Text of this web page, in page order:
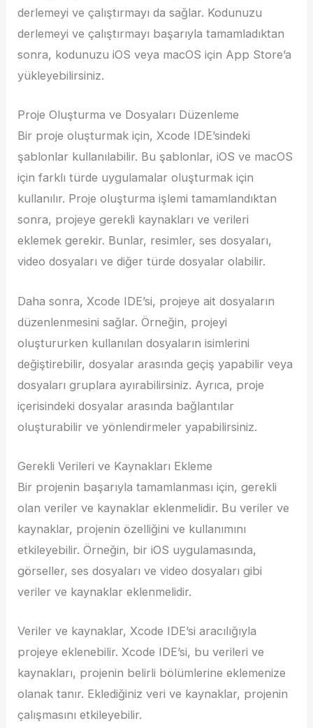
derlemeyi ve çalıştırmayı da sağlar. Kodunuzu
derlemeyi ve çalıştırmayı başarıyla tamamladıktan
sonra, kodunuzu iOS veya macOS için App Store’a
yükleyebilirsiniz.
Proje Oluşturma ve Dosyaları Düzenleme
Bir proje oluşturmak için, Xcode IDE’sindeki
şablonlar kullanılabilir. Bu şablonlar, iOS ve macOS
için farklı türde uygulamalar oluşturmak için
kullanılır. Proje oluşturma işlemi tamamlandıktan
sonra, projeye gerekli kaynakları ve verileri
eklemek gerekir. Bunlar, resimler, ses dosyaları,
video dosyaları ve diğer türde dosyalar olabilir.
Daha sonra, Xcode IDE’si, projeye ait dosyaların
düzenlenmesini sağlar. Örneğin, projeyi
oluştururken kullanılan dosyaların isimlerini
değiştirebilir, dosyalar arasında geçiş yapabilir veya
dosyaları gruplara ayırabilirsiniz. Ayrıca, proje
içerisindeki dosyalar arasında bağlantılar
oluşturabilir ve yönlendirmeler yapabilirsiniz.
Gerekli Verileri ve Kaynakları Ekleme
Bir projenin başarıyla tamamlanması için, gerekli
olan veriler ve kaynaklar eklenmelidir. Bu veriler ve
kaynaklar, projenin özelliğini ve kullanımını
etkileyebilir. Örneğin, bir iOS uygulamasında,
görseller, ses dosyaları ve video dosyaları gibi
veriler ve kaynaklar eklenmelidir.
Veriler ve kaynaklar, Xcode IDE’si aracılığıyla
projeye eklenebilir. Xcode IDE’si, bu verileri ve
kaynakları, projenin belirli bölümlerine eklemenize
olanak tanır. Eklediğiniz veri ve kaynaklar, projenin
çalışmasını etkileyebilir.